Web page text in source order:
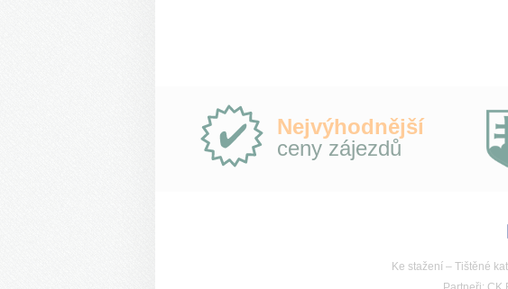
Proč
e-
Slovensko.cz?
Nejvýhodnější
ceny zájezdů
Ke stažení– Tištěné